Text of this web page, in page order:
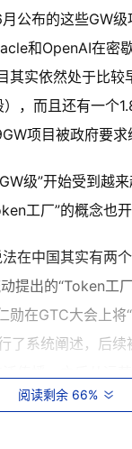
公布的这些GW
和OpenAI在密
其实依然处于比较
，而且还有一个
项目被政府要求
级”开始受到越
工厂”的概念也开
在中国其实有两
提出的“Token工
勋在GTC大会上将
了系统阐述，后续
被纳入“算力网”
阅读剩余 66%